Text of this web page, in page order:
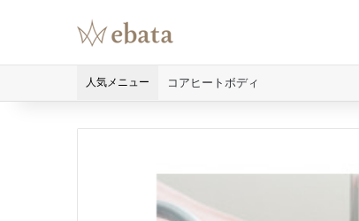
人気メニュー コアヒートボディ